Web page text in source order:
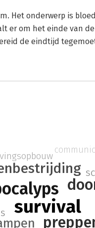
Het onderwerp is
er om het einde van
de eindtijd
survival